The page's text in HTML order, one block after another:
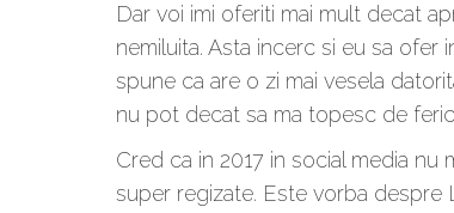
Dar voi imi oferiti mai mult decat
nemiluita. Asta incerc si eu sa
spune ca are o zi mai vesela
nu pot decat sa ma topesc de
Cred ca in 2017 in social media
super regizate. Este vorba despre